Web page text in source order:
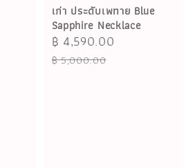
เก่า ประดับเพทาย Blue
Sapphire Necklace
Sale
price
฿ 4,590.00
฿ 5,000.00